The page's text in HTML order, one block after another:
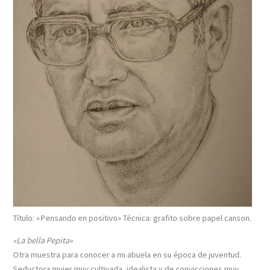
Título: «Pensando en positivo» Técnica: grafito sobre papel canson.
«La bella Pepita»
Otra muestra para conocer a mi abuela en su época de juventud.